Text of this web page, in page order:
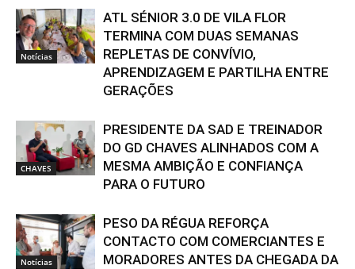
Notícias
ATL SÉNIOR 3.0 DE VILA FLOR
TERMINA COM DUAS SEMANAS
REPLETAS DE CONVÍVIO,
APRENDIZAGEM E PARTILHA ENTRE
GERAÇÕES
CHAVES
PRESIDENTE DA SAD E TREINADOR
DO GD CHAVES ALINHADOS COM A
MESMA AMBIÇÃO E CONFIANÇA
PARA O FUTURO
Notícias
PESO DA RÉGUA REFORÇA
CONTACTO COM COMERCIANTES E
MORADORES ANTES DA CHEGADA DA